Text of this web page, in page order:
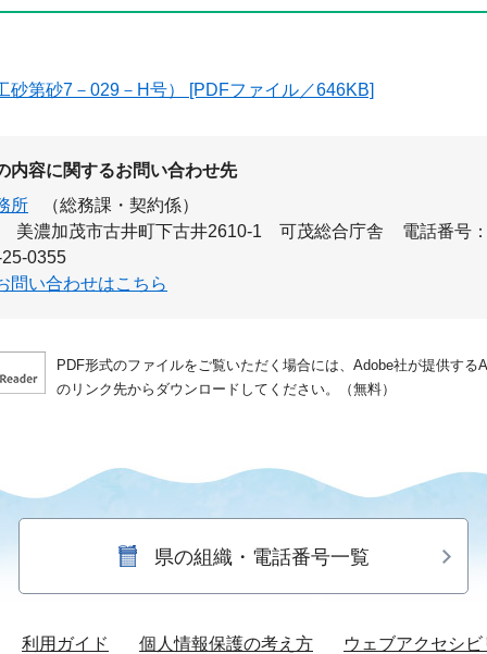
砂第砂7－029－H号） [PDFファイル／646KB]
内容に関するお問い合わせ先
所
（総務課・契約係）
美濃加茂市古井町下古井2610-1 可茂総合庁舎
電話番号
0355
問い合わせはこちら
PDF形式のファイルをご覧いただく場合には、Adobe社が提供する
のリンク先からダウンロードしてください。（無料）
県の組織・電話番号一覧
利用ガイド 個人情報保護の考え方 ウェブアクセシ